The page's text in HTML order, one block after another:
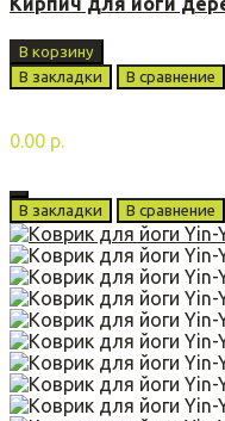
В корзину
В закладки
В сравнение
0.00 р.
В закладки В сравнение